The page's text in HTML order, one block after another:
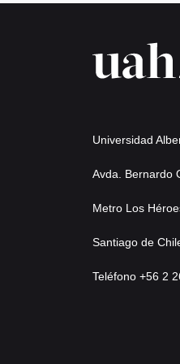
Universidad
Avda. Bernardo
Metro Los
Santiago de
Teléfono +56 2